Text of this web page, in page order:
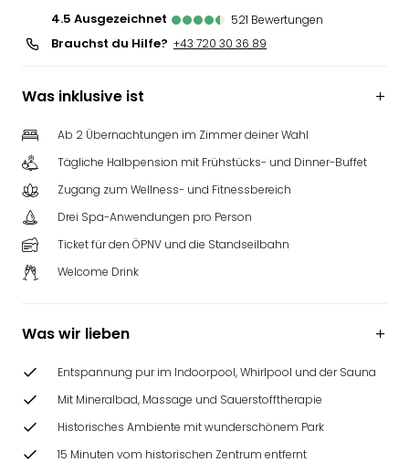
4.5
ausgezeichnet 521 Bewertungen
Brauchst du Hilfe? +43 720 30 36 89
Was inklusive ist
Ab 2 Übernachtungen im Zimmer deiner Wahl
Tägliche Halbpension mit Frühstücks- und Dinner-Buffet
Zugang zum Wellness- und Fitnessbereich
Drei Spa-Anwendungen pro Person
Ticket für den ÖPNV und die Standseilbahn
Welcome Drink
Was wir lieben
Entspannung pur im Indoorpool, Whirlpool und der Sauna
Mit Mineralbad, Massage und Sauerstofftherapie
Historisches Ambiente mit wunderschönem Park
15 Minuten vom historischen Zentrum entfernt